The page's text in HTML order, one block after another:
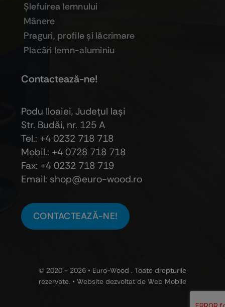
Şlefuirea lemnului
Mânere
Praguri, profile şi lăcrimare
Placări lemn-aluminiu
Contactează-ne!
Podu Iloaiei, Judeţul Iaşi
Str. Budăi, nr. 125 A
Tel.: +4 0232 718 718
Mobil.: +4 0728 718 718
Fax: +4 0232 718 719
Email: shop@euro-wood.ro
CONTACTEAZĂ-NE!
© 2020 - 2026 • Euro-Wood . Toate drepturile
rezervate. • Website dezvoltat de Web Mobile